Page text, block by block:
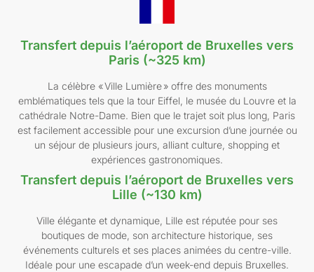
Transfert depuis l’aéroport de Bruxelles vers
Paris (~325 km)
La célèbre « Ville Lumière » offre des monuments
emblématiques tels que la tour Eiffel, le musée du Louvre et la
cathédrale Notre-Dame. Bien que le trajet soit plus long, Paris
est facilement accessible pour une excursion d’une journée ou
un séjour de plusieurs jours, alliant culture, shopping et
expériences gastronomiques.
Transfert depuis l’aéroport de Bruxelles vers
Lille (~130 km)
Ville élégante et dynamique, Lille est réputée pour ses
boutiques de mode, son architecture historique, ses
événements culturels et ses places animées du centre-ville.
Idéale pour une escapade d’un week-end depuis Bruxelles.